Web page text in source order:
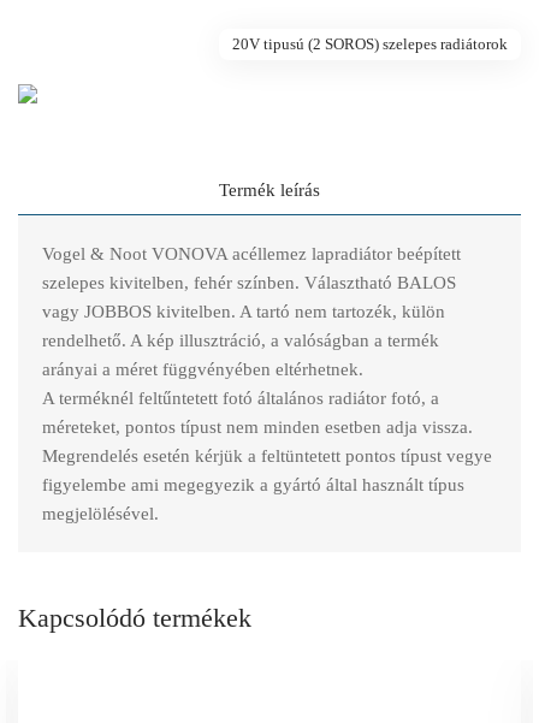
20V tipusú (2 SOROS) szelepes radiátorok
Termék leírás
Vogel & Noot VONOVA acéllemez lapradiátor beépített
szelepes kivitelben, fehér színben. Választható BALOS
vagy JOBBOS kivitelben. A tartó nem tartozék, külön
rendelhető. A kép illusztráció, a valóságban a termék
arányai a méret függvényében eltérhetnek.
A terméknél feltűntetett fotó általános radiátor fotó, a
méreteket, pontos típust nem minden esetben adja vissza.
Megrendelés esetén kérjük a feltüntetett pontos típust vegye
figyelembe ami megegyezik a gyártó által használt típus
megjelölésével.
Kapcsolódó termékek